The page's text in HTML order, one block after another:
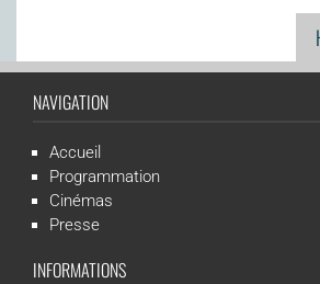
NAVIGATION
Accueil
Programmation
Cinémas
Presse
INFORMATIONS